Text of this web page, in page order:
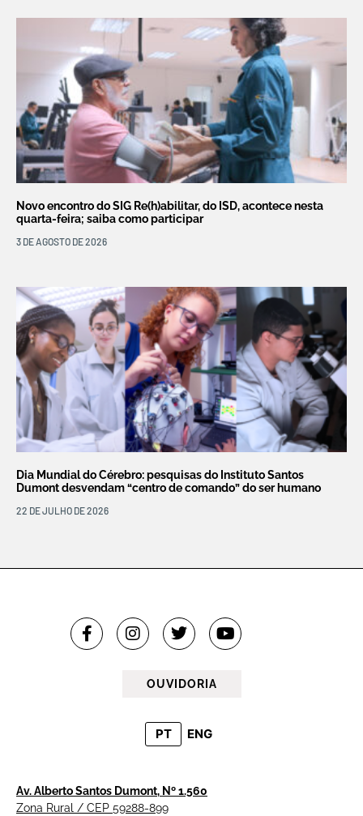
Novo encontro do SIG Re(h)abilitar, do ISD, acontece nesta
quarta-feira; saiba como participar
3 DE AGOSTO DE 2026
Dia Mundial do Cérebro: pesquisas do Instituto Santos
Dumont desvendam “centro de comando” do ser humano
22 DE JULHO DE 2026
OUVIDORIA
PT ENG
Av. Alberto Santos Dumont, Nº 1.560
Zona Rural / CEP 59288-899